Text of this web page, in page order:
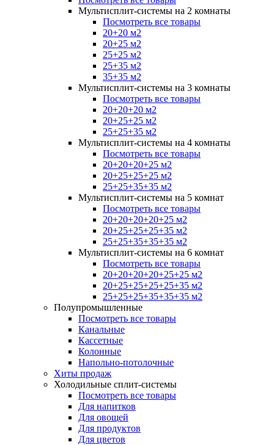
Мультисплит-системы на 2 комнаты
Посмотреть все товары
20+20 м2
20+25 м2
25+25 м2
25+35 м2
35+35 м2
Мультисплит-системы на 3 комнаты
Посмотреть все товары
20+20+20 м2
20+25+25 м2
25+25+35 м2
Мультисплит-системы на 4 комнаты
Посмотреть все товары
20+20+20+25 м2
20+25+25+25 м2
25+25+35+35 м2
Мультисплит-системы на 5 комнат
Посмотреть все товары
20+20+20+20+25 м2
20+25+25+25+35 м2
25+25+35+35+35 м2
Мультисплит-системы на 6 комнат
Посмотреть все товары
20+20+20+20+25+25 м2
20+25+25+25+25+35 м2
25+25+25+35+35+35 м2
Полупромышленные
Посмотреть все товары
Канальные
Кассетные
Колонные
Напольно-потолочные
Хиты продаж
Холодильные сплит-системы
Посмотреть все товары
Для напитков
Для овощей
Для продуктов
Для цветов